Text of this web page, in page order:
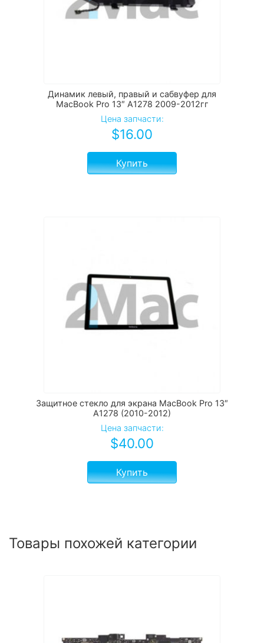
Динамик левый, правый и сабвуфер для
MacBook Pro 13″ A1278 2009-2012гг
Цена запчасти:
$16.00
Купить
Защитное стекло для экрана MacBook Pro 13″
A1278 (2010-2012)
Цена запчасти:
$40.00
Купить
Товары похожей категории